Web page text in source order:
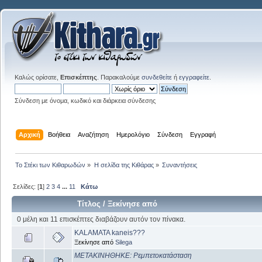
Καλώς ορίσατε, Επισκέπτης . Παρακαλούμε συνδεθείτε ή εγγραφείτε
Σύνδεση με όνομα, κωδικό και διάρκεια σύνδεσης
Αρχική Βοήθεια Αναζήτηση Ημερολόγιο Σύνδεση Εγγραφή
Το Στέκι των Κιθαρωδών » Η σελίδα της Κιθάρας» Συναντήσεις
Σελίδες: [1]2 3 4 ... 11 Κάτω
Τίτλος /Ξεκίνησε από
0 μέλη και 11 επισκέπτες διαβάζουν αυτόν τον πίνακα.
KALAMATA kaneis???
Ξεκίνησε από Silega
ΜΕΤΑΚΙΝΗΘΗΚΕ: Ρεμπετοκατάσταση